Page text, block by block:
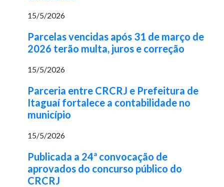
15/5/2026
Parcelas vencidas após 31 de março de
2026 terão multa, juros e correção
15/5/2026
Parceria entre CRCRJ e Prefeitura de
Itaguaí fortalece a contabilidade no
município
15/5/2026
Publicada a 24ª convocação de
aprovados do concurso público do
CRCRJ